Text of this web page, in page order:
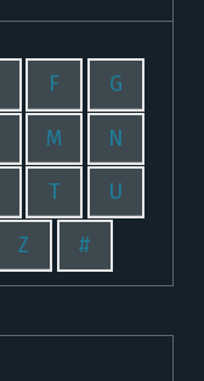
F G
M N
T U
Z #